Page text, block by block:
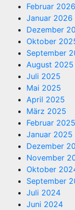
Februar 2026
Januar 2026
Dezember
Oktober
September
August 2025
Juli 2025
Mai 2025
April 2025
März 2025
Februar 2025
Januar 2025
Dezember
November
Oktober
September
Juli 2024
Juni 2024